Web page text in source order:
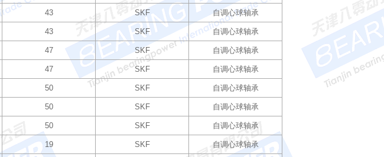
43 SKF 自调心球轴承
43 SKF 自调心球轴承
47 SKF 自调心球轴承
47 SKF 自调心球轴承
50 SKF 自调心球轴承
50 SKF 自调心球轴承
50 SKF 自调心球轴承
19 SKF 自调心球轴承